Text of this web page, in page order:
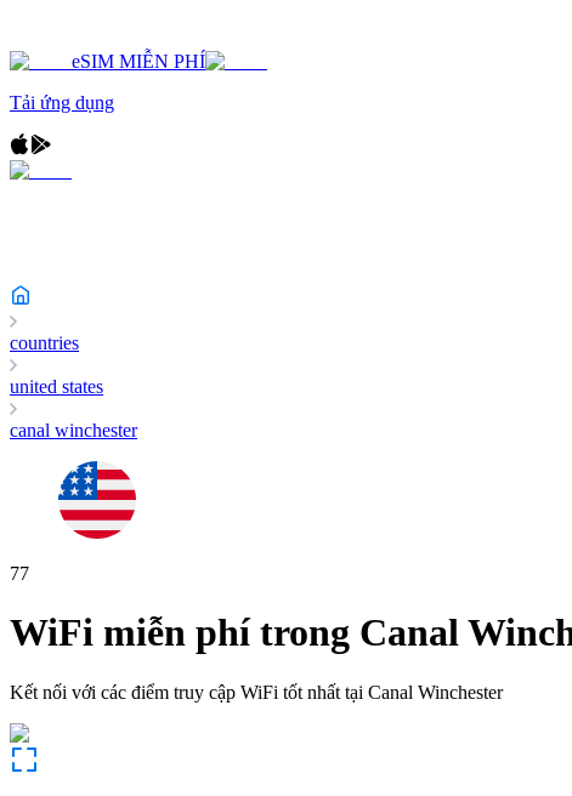
eSIM MIỄN PHÍ
Tải ứng dụng
countries
united states
canal winchester
77
WiFi miễn phí trong Canal
Kết nối với các điểm truy cập WiFi tốt nhất tại Canal Winchester